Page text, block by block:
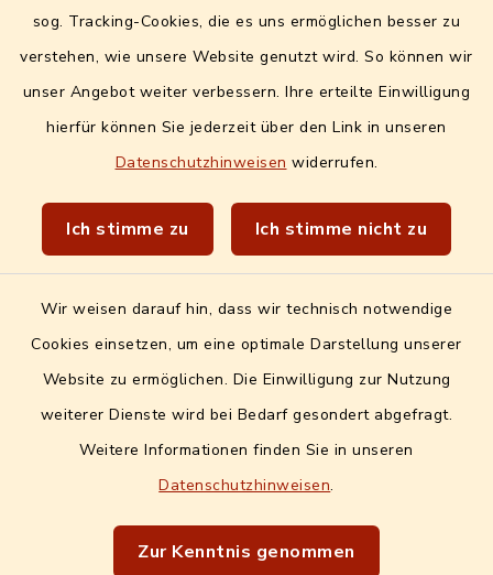
sog. Tracking-Cookies, die es uns ermöglichen besser zu
verstehen, wie unsere Website genutzt wird. So können wir
unser Angebot weiter verbessern. Ihre erteilte Einwilligung
hierfür können Sie jederzeit über den Link in unseren
Datenschutzhinweisen widerrufen.
Ich stimme zu Ich stimme nicht zu
Wir weisen darauf hin, dass wir technisch notwendige
Cookies einsetzen, um eine optimale Darstellung unserer
Website zu ermöglichen. Die Einwilligung zur Nutzung
weiterer Dienste wird bei Bedarf gesondert abgefragt.
Weitere Informationen finden Sie in unseren
Datenschutzhinweisen.
Zur Kenntnis genommen
Info- und Mitteilungsblatt
Quicklinks extern
Landratsamt Erlangen-Höchstadt
Wir sind Genussort!
Barrierefreiheit